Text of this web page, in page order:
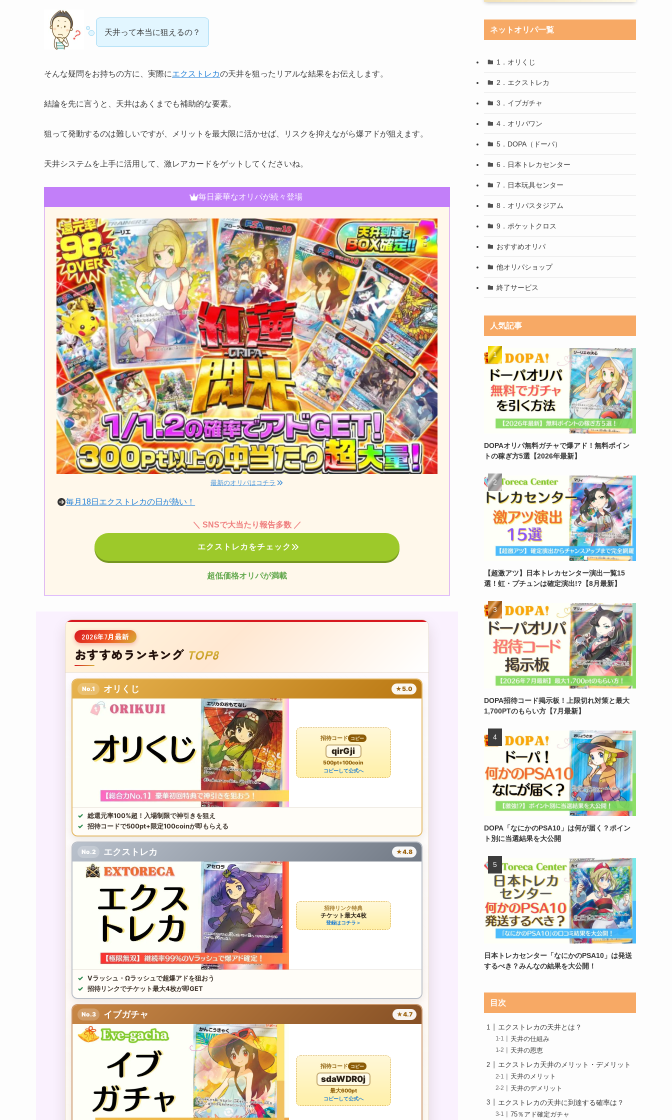
天井って本当に狙えるの？
そんな疑問をお持ちの方に、実際にエクストレカの天井を狙ったリアルな結果をお伝えします。
結論を先に言うと、天井はあくまでも補助的な要素。
狙って発動するのは難しいですが、メリットを最大限に活かせば、リスクを抑えながら爆アドが狙えます。
天井システムを上手に活用して、激レアカードをゲットしてくださいね。
毎日豪華なオリパが続々登場
最新のオリパはコチラ
毎月18日エクストレカの日が熱い！
＼ SNSで大当たり報告多数 ／
エクストレカをチェック
超低価格オリパが満載
2026年7月最新
おすすめランキング TOP8
No.1 オリくじ ★5.0
招待コード コピー
qirGji
500pt+100coin
コピーして公式へ
総還元率100%超！入場制限で神引きを狙え
招待コードで500pt+限定100coinが即もらえる
No.2 エクストレカ ★4.8
招待リンク特典
チケット最大4枚
登録はコチラ＞
Vラッシュ・Ωラッシュで超爆アドを狙おう
招待リンクでチケット最大4枚が即GET
No.3 イブガチャ ★4.7
招待コード コピー
sdaWDR0j
最大600pt
コピーして公式へ
ネットオリパ一覧
1．オリくじ
2．エクストレカ
3．イブガチャ
4．オリパワン
5．DOPA（ドーパ）
6．日本トレカセンター
7．日本玩具センター
8．オリパスタジアム
9．ポケットクロス
おすすめオリパ
他オリパショップ
終了サービス
人気記事
DOPAオリパ無料ガチャで爆アド！無料ポイン
トの稼ぎ方5選【2026年最新】
【超激アツ】日本トレカセンター演出一覧15
選！虹・プチュンは確定演出!?【8月最新】
DOPA招待コード掲示板！上限切れ対策と最大
1,700PTのもらい方【7月最新】
DOPA「なにかのPSA10」は何が届く？ポイン
ト別に当選結果を大公開
日本トレカセンター「なにかのPSA10」は発送
するべき？みんなの結果を大公開！
目次
エクストレカの天井とは？
天井の仕組み
天井の恩恵
エクストレカ天井のメリット・デメリット
天井のメリット
天井のデメリット
エクストレカの天井に到達する確率は？
75％アド確定ガチャ